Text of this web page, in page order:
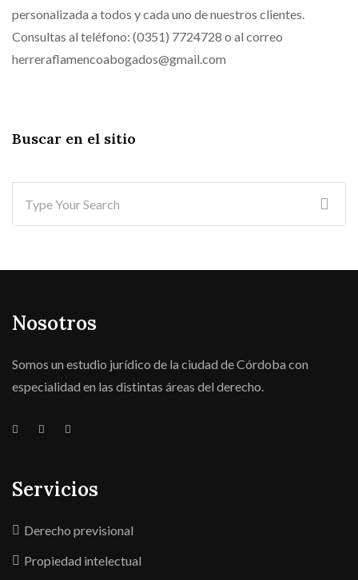
personalizada a todos y cada uno de nuestros clientes.
Consultas al teléfono: (0351) 7724728 o al correo
herreraflamencoabogados@gmail.com
Buscar en el sitio
Nosotros
Somos un estudio jurídico de la ciudad de Córdoba con
especialidad en las distintas áreas del derecho.
Servicios
Derecho previsional
Propiedad intelectual